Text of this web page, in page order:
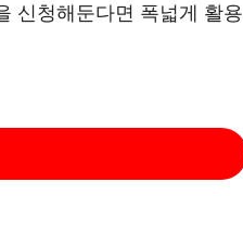
신청해둔다면 폭넓게 활용